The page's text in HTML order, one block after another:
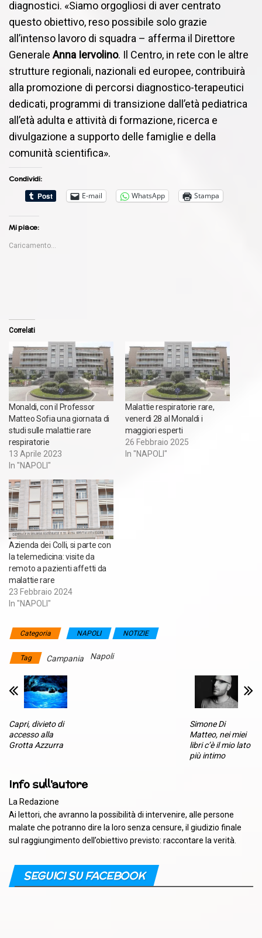
diagnostici. «Siamo orgogliosi di aver centrato
questo obiettivo, reso possibile solo grazie
all’intenso lavoro di squadra – afferma il Direttore
Generale Anna Iervolino. Il Centro, in rete con le altre
strutture regionali, nazionali ed europee, contribuirà
alla promozione di percorsi diagnostico-terapeutici
dedicati, programmi di transizione dall’età pediatrica
all’età adulta e attività di formazione, ricerca e
divulgazione a supporto delle famiglie e della
comunità scientifica».
Condividi:
E-mail
WhatsApp Stampa
Mi piace:
Caricamento...
Correlati
Monaldi, con il Professor
Matteo Sofia una giornata di
studi sulle malattie rare
respiratorie
13 Aprile 2023
In "NAPOLI"
Malattie respiratorie rare,
venerdì 28 al Monaldi i
maggiori esperti
26 Febbraio 2025
In "NAPOLI"
Azienda dei Colli, si parte con
la telemedicina: visite da
remoto a pazienti affetti da
malattie rare
23 Febbraio 2024
In "NAPOLI"
Categoria NAPOLI NOTIZIE
Tag Campania Napoli
Capri, divieto di
accesso alla
Grotta Azzurra
Simone Di
Matteo, nei miei
libri c’è il mio lato
più intimo
Info sull'autore
La Redazione
Ai lettori, che avranno la possibilità di intervenire, alle persone
malate che potranno dire la loro senza censure, il giudizio finale
sul raggiungimento dell’obiettivo previsto: raccontare la verità.
SEGUICI SU FACEBOOK